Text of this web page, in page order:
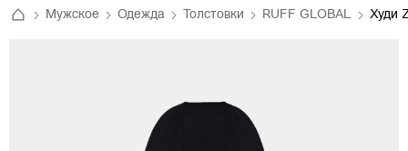
Мужское Одежда Толстовки RUFF GLOBAL Худи